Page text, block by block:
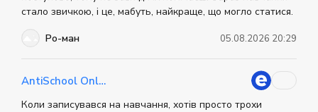
Переглядайте свої роботи, виділяючи та
Активно використовуйте нову лексику і
інформації про центр можна знайти на офіційному
сайті.
стало звичкою, і це, мабуть, найкраще, що могло статися.
Ро-ман
05.08.2026 20:29
AntiSchool Online
Коли записувався на навчання, хотів просто трохи